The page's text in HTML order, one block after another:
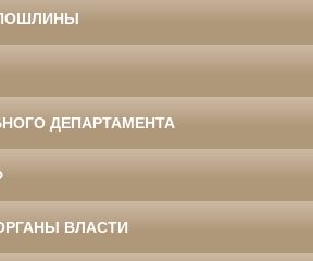
ДЕПАРТАМЕНТА
ВЛАСТИ